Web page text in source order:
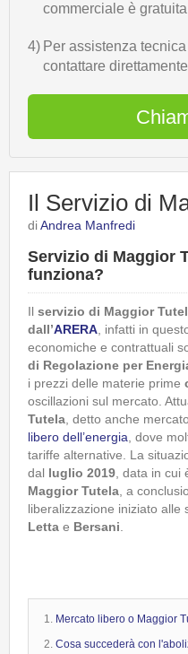
commerciale è
4) Per assistenza
contattare
Il Servizio di
diAndrea Manfredi
Servizio di Maggior
funziona?
Il servizio di Maggior
dall’ARERA , infatti in
economiche e contrattuali
di Regolazione per
i prezzi delle materie prime
oscillazioni sul mercato.
Tutela , detto anche
libero dell’energia , dove
tariffe alternative. La
dal luglio 2019 , data in cui
Maggior Tutela , a
liberalizzazione iniziato alle
Letta e Bersani
Mercato libero o Maggior
Cosa succederà con